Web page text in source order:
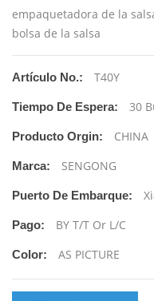
empaquetadora de la
bolsa de la salsa
Artículo No.: T40Y
Tiempo De Espera: 30
Producto Orgin: CHINA
Marca: SENGONG
Puerto De Embarque:
Pago: BY T/T Or L/C
Color: AS PICTURE